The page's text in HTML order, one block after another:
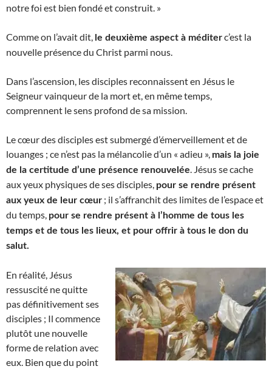
notre foi est bien fondé et construit. »
Comme on l’avait dit, le deuxième aspect à méditerc’est la
nouvelle présence du Christ parmi nous.
Dans l’ascension, les disciples reconnaissent en Jésus le
Seigneur vainqueur de la mort et, en même temps,
comprennent le sens profond de sa mission.
Le cœur des disciples est submergé d’émerveillement et de
louanges ; ce n’est pas la mélancolie d’un « adieu », mais la joie
de la certitude d’une présence renouvelée. Jésus se cache
aux yeux physiques de ses disciples, pour se rendre présent
aux yeux de leur cœur ; il s’affranchit des limites de l’espace et
du temps, pour se rendre présent à l’homme de tous les
temps et de tous les lieux, et pour offrir à tous le don du
salut.
En réalité, Jésus
ressuscité ne quitte
pas définitivement ses
disciples ; Il commence
plutôt une nouvelle
forme de relation avec
eux. Bien que du point